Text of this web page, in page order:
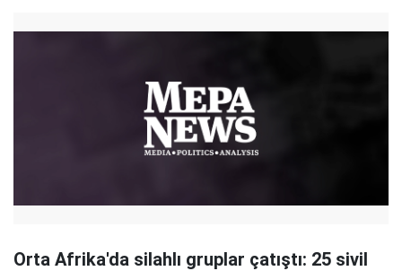
Orta Afrika'da silahlı gruplar çatıştı: 25 sivil